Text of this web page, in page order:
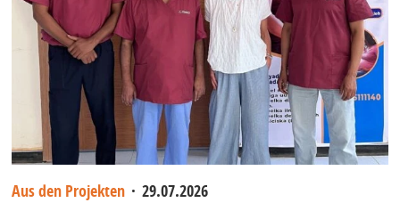
Aus den Projekten · 29.07.2026